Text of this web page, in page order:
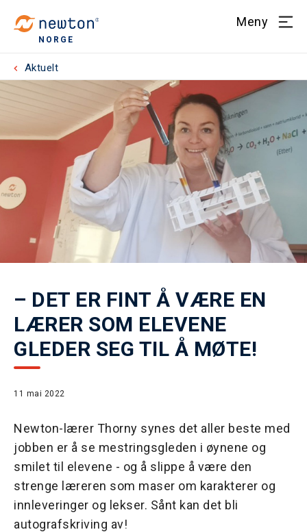
NORGE
Meny
Aktuelt
– DET ER FINT Å VÆRE EN
LÆRER SOM ELEVENE
GLEDER SEG TIL Å MØTE!
11 mai 2022
Newton-lærer Thorny synes det aller beste med
jobben er å se mestringsgleden i øynene og
smilet til elevene - og å slippe å være den
strenge læreren som maser om karakterer og
innleveringer og lekser. Sånt kan det bli
autografskriving av!